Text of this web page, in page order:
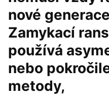
nové
Zamykací
používá
nebo
metody,